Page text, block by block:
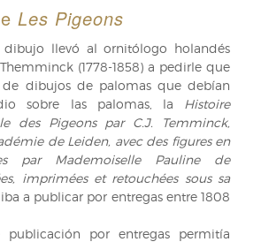
Les Pigeons
llevó al ornitólogo holandés
(1778-1858) a pedirle que
de dibujos de palomas que debían
sobre las palomas, la
Histoire
des Pigeons par C.J. Temminck,
de Leiden, avec des figures en
par Mademoiselle Pauline de
imprimées et retouchées sous sa
a publicar por entregas entre 1808
publicación por entregas permitía